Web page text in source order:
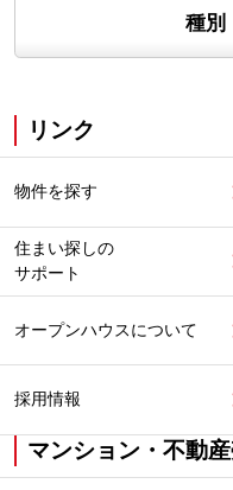
種別
リンク
物件を探す
住まい探しの
サポート
オープンハウスについて
採用情報
マンション・不動